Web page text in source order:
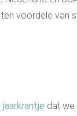
voordele van
jaarkrantje dat we